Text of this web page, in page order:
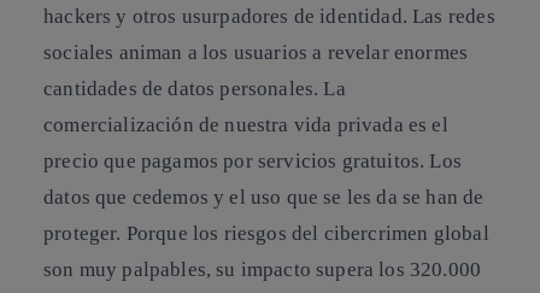
hackers y otros usurpadores de identidad. Las redes
sociales animan a los usuarios a revelar enormes
cantidades de datos personales. La
comercialización de nuestra vida privada es el
precio que pagamos por servicios gratuitos. Los
datos que cedemos y el uso que se les da se han de
proteger. Porque los riesgos del cibercrimen global
son muy palpables, su impacto supera los 320.000